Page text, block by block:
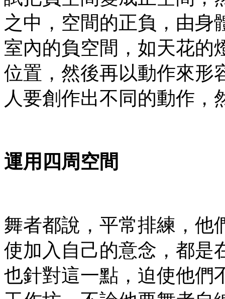
之中，空間的正負，由身
室內的負空間，如天花的
位置，然後再以動作來形
人要創作出不同的動作，
運用四周空間
舞者都說，平常排練，他
使加入自己的意念，都是
也針對這一點，迫使他們